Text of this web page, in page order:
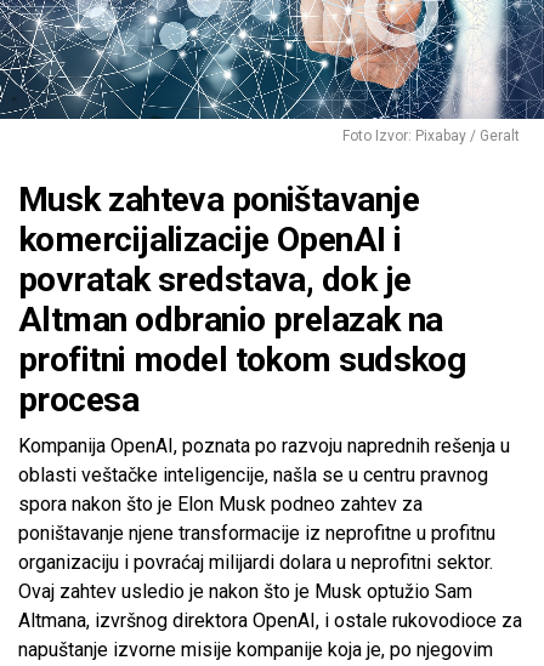
Foto Izvor: Pixabay / Geralt
Musk zahteva poništavanje
komercijalizacije OpenAI i
povratak sredstava, dok je
Altman odbranio prelazak na
profitni model tokom sudskog
procesa
Kompanija OpenAI, poznata po razvoju naprednih rešenja u
oblasti veštačke inteligencije, našla se u centru pravnog
spora nakon što je Elon Musk podneo zahtev za
poništavanje njene transformacije iz neprofitne u profitnu
organizaciju i povraćaj milijardi dolara u neprofitni sektor.
Ovaj zahtev usledio je nakon što je Musk optužio Sam
Altmana, izvršnog direktora OpenAI, i ostale rukovodioce za
napuštanje izvorne misije kompanije koja je, po njegovim